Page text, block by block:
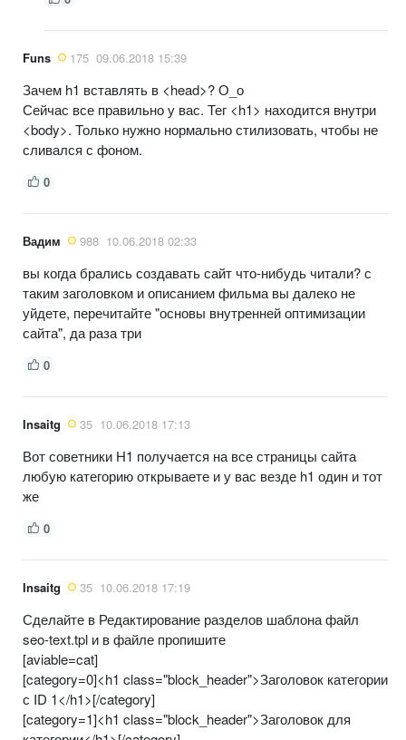
Funs 175 09.06.2018 15:39
Зачем h1 вставлять в <head>? О_о
Сейчас все правильно у вас. Тег <h1> находится внутри
<body>. Только нужно нормально стилизовать, чтобы не
сливался с фоном.
0
Вадим 988 10.06.2018 02:33
вы когда брались создавать сайт что-нибудь читали? с
таким заголовком и описанием фильма вы далеко не
уйдете, перечитайте "основы внутренней оптимизации
сайта", да раза три
0
Insaitg 35 10.06.2018 17:13
Вот советники H1 получается на все страницы сайта
любую категорию открываете и у вас везде h1 один и тот
же
0
Insaitg 35 10.06.2018 17:19
Сделайте в Редактирование разделов шаблона файл
seo-text.tpl и в файле пропишите
[aviable=cat]
[category=0]<h1 class="block_header">Заголовок категории
с ID 1</h1>[/category]
[category=1]<h1 class="block_header">Заголовок для